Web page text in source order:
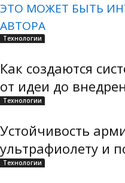
ЭТО МОЖЕТ БЫТЬ
АВТОРА
Технологии
Как создаются
от идеи до
Технологии
Устойчивость
ультрафиолету и
Технологии